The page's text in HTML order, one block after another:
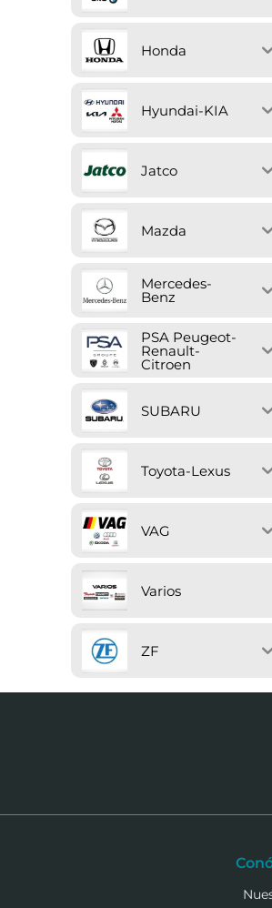
Honda
Hyundai-KIA
Jatco
Mazda
Mercedes-
Benz
PSA Peugeot-
Renault-
Citroen
SUBARU
Toyota-Lexus
VAG
Varios
ZF